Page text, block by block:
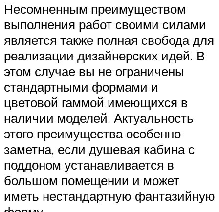
Несомненным преимуществом
выполнения работ своими силами
является также полная свобода для
реализации дизайнерских идей. В
этом случае вы не ограничены
стандартными формами и
цветовой гаммой имеющихся в
наличии моделей. Актуальность
этого преимущества особенно
заметна, если душевая кабина с
поддоном устанавливается в
большом помещении и может
иметь нестандартную фантазийную